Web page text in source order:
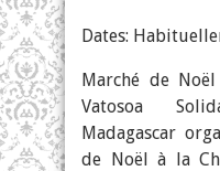
Dates:
Marché de Noël
Vatosoa
Madagascar
de Noël à la